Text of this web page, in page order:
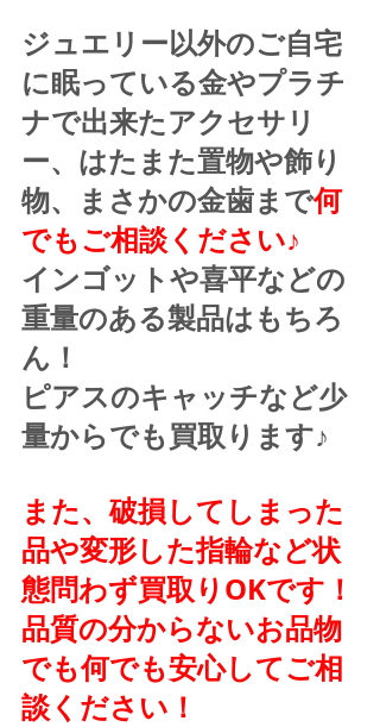
ジュエリー以外のご自宅
に眠っている金やプラチ
ナで出来たアクセサリ
ー、はたまた置物や飾り
物、まさかの金歯まで何
でもご相談ください♪
インゴットや喜平などの
重量のある製品はもちろ
ん！
ピアスのキャッチなど少
量からでも買取ります♪
また、破損してしまった
品や変形した指輪など状
態問わず買取りOKです！
品質の分からないお品物
でも何でも安心してご相
談ください！